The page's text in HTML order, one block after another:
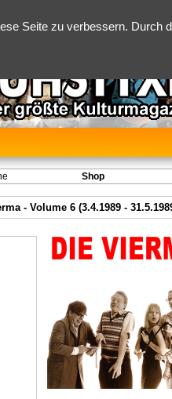
Seite zu verbessern.
Shop
- Volume 6 (3.4.1989 -